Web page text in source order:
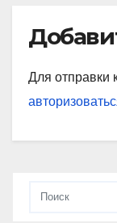
Для отправки